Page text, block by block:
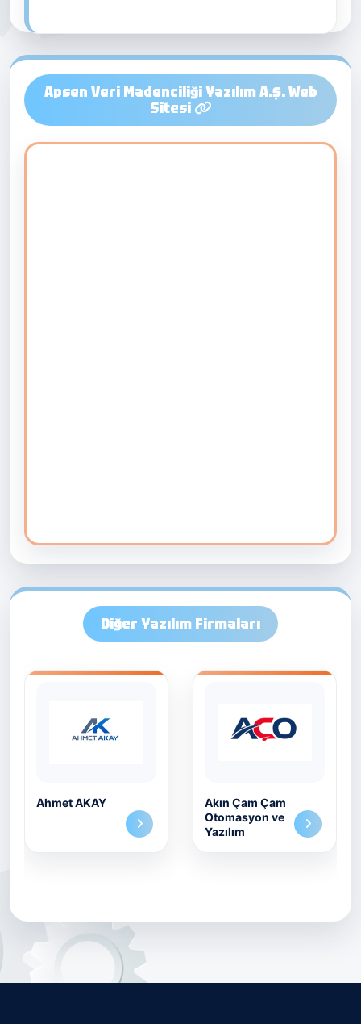
Apsen Veri Madenciliği Yazılım A.Ş. Web
Sitesi
Diğer Yazılım Firmaları
Ahmet AKAY
Akın Çam Çam
Otomasyon ve
Yazılım